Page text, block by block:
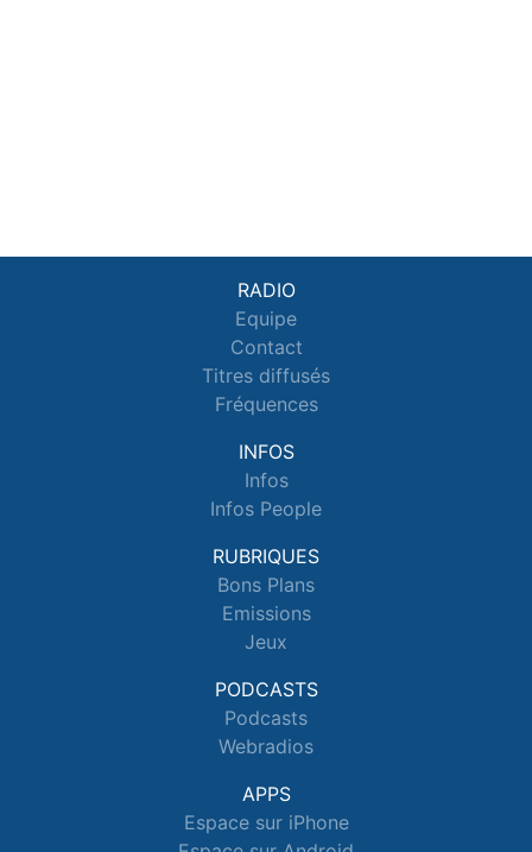
RADIO
Equipe
Contact
Titres diffusés
Fréquences
INFOS
Infos
Infos People
RUBRIQUES
Bons Plans
Emissions
Jeux
PODCASTS
Podcasts
Webradios
APPS
Espace sur iPhone